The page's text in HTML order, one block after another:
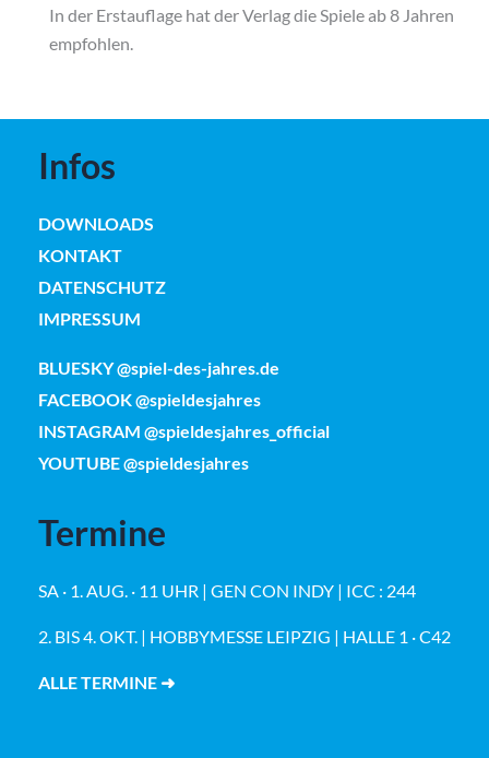
In der Erstauflage hat der Verlag die Spiele ab 8 Jahren
empfohlen.
Infos
DOWNLOADS
KONTAKT
DATENSCHUTZ
IMPRESSUM
BLUESKY @spiel-des-jahres.de
FACEBOOK @spieldesjahres
INSTAGRAM @spieldesjahres_official
YOUTUBE @spieldesjahres
Termine
SA · 1. AUG. · 11 UHR | GEN CON INDY | ICC : 244
2. BIS 4. OKT. | HOBBYMESSE LEIPZIG | HALLE 1 · C42
ALLE TERMINE ➜